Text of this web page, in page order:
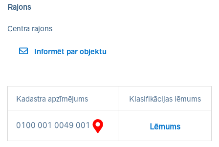
Rajons
Centra rajons
Informēt par objektu
Kadastra apzīmējums Klasifikācijas lēmums
0100 001 0049 001 Lēmums